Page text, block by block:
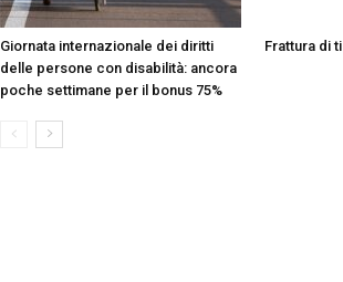
Giornata internazionale dei diritti
delle persone con disabilità: ancora
poche settimane per il bonus 75%
Frattura di